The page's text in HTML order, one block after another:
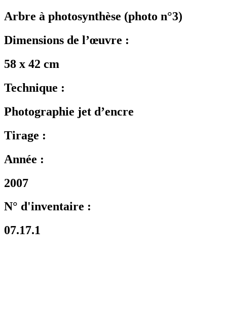
Arbre à photosynthèse (photo n°3)
Dimensions de l’œuvre :
58 x 42 cm
Technique :
Photographie jet d’encre
Tirage :
Année :
2007
N° d'inventaire :
07.17.1